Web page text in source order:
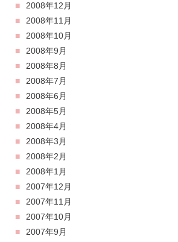
2008年12月
2008年11月
2008年10月
2008年9月
2008年8月
2008年7月
2008年6月
2008年5月
2008年4月
2008年3月
2008年2月
2008年1月
2007年12月
2007年11月
2007年10月
2007年9月